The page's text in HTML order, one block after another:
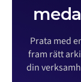
Prata med
fram rätt
din